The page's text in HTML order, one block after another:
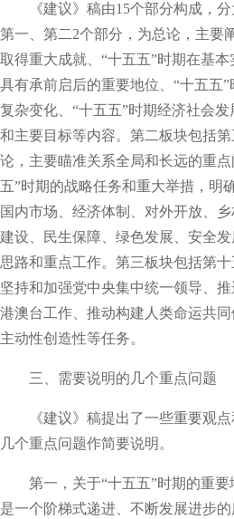
《建议》稿由15个部分构成，分
第一、第二2个部分，为总论，主要
取得重大成就、“十五五”时期在基
具有承前启后的重要地位、“十五五
复杂变化、“十五五”时期经济社会
和主要目标等内容。第二板块包括
论，主要瞄准关系全局和长远的重
五”时期的战略任务和重大举措，明
国内市场、经济体制、对外开放、
建设、民生保障、绿色发展、安全
思路和重点工作。第三板块包括第
坚持和加强党中央集中统一领导、推
港澳台工作、推动构建人类命运共
主动性创造性等任务。
三、需要说明的几个重点问题
《建议》稿提出了一些重要观点
几个重点问题作简要说明。
第一，关于“十五五”时期的重要
是一个阶梯式递进、不断发展进步的